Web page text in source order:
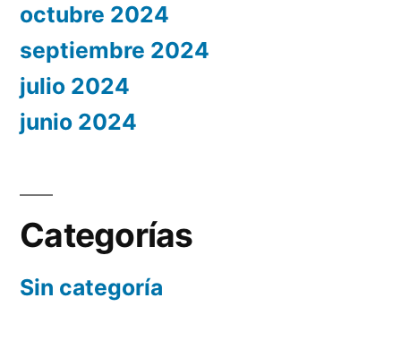
octubre 2024
septiembre 2024
julio 2024
junio 2024
Categorías
Sin categoría